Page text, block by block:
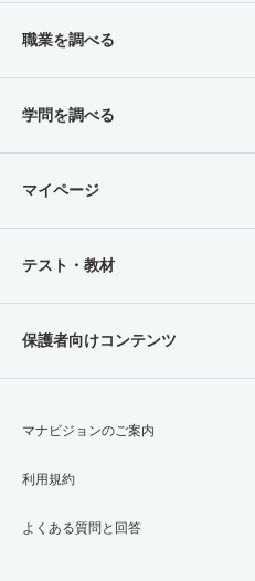
職業を調べる
学問を調べる
マイページ
テスト・教材
保護者向けコンテンツ
マナビジョンのご案内
利用規約
よくある質問と回答